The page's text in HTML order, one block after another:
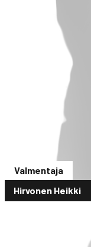
Valmentaja
Hirvonen Heikki